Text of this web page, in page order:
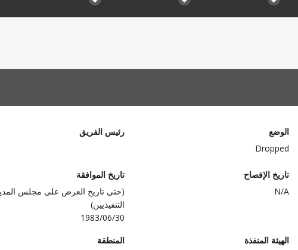
الوضع
Dropped
رئيس الفريق
تاريخ الإفصاح
N/A
تاريخ الموافقة
(حتى تاريخ العرض على مجلس
التنفيذيين)
1983/06/30
الهيئة المنفذة
المنطقة